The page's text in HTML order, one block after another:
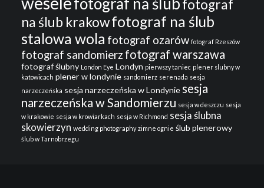
fotograf
na ślub krakowfotograf na ślub
stalowa wola fotograf ozarów fotograf Rzeszów
fotograf sandomierz fotograf warszawa
fotograf ślubny London Eye Londyn pierwszy taniec plener slubny w
katowicach plener w londynie sandomierz serenada sesja
narzeczeńska sesja narzeczeńska w Londynie sesja
narzeczeńska w Sandomierzu sesja w deszczu sesja
w krakowie sesja w krowiarkach sesja w Richmond sesja ślubna
skowierzyn wedding photography zimne ognie ślub plenerowy
ślub w Tarnobrzegu